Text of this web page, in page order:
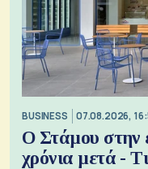
BUSINESS 07.08.2026,
Ο Στάμου στην
χρόνια μετά -